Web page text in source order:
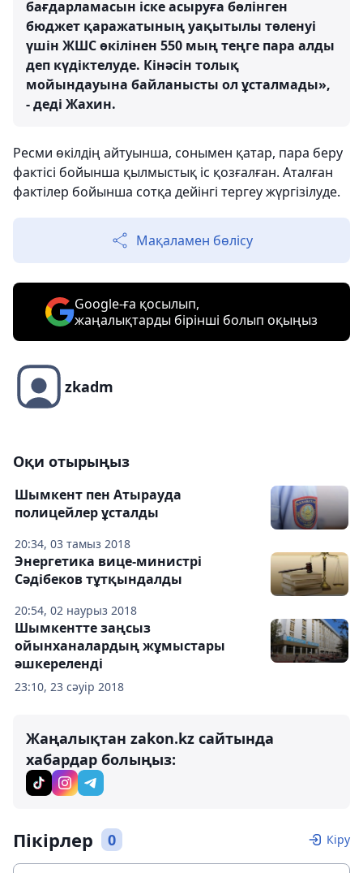
бағдарламасын іске асыруға бөлінген
бюджет қаражатының уақытылы төленуі
үшін ЖШС өкілінен 550 мың теңге пара алды
деп күдіктелуде. Кінәсін толық
мойындауына байланысты ол ұсталмады»,
- дедi Жахин.
Ресми өкiлдiң айтуынша, сонымен қатар, пара беру
фактісі бойынша қылмыстық іс қозғалған. Аталған
фактілер бойынша сотқа дейінгі тергеу жүргізілуде.
Мақаламен бөлісу
Google-ға қосылып,
жаңалықтарды бірінші болып оқыңыз
zkadm
Оқи отырыңыз
20:34, 03 тамыз 2018
Шымкент пен Атырауда
полицейлер ұсталды
20:54, 02 наурыз 2018
Энергетика вице-министрі
Сәдібеков тұтқындалды
23:10, 23 сәуір 2018
Шымкентте заңсыз
ойынханалардың жұмыстары
әшкереленді
Жаңалықтан zakon.kz сайтында
хабардар болыңыз:
Пікірлер 0 Кіру